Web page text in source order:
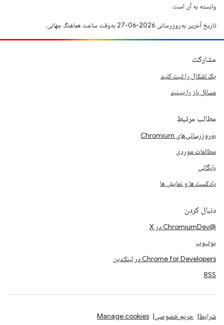
وابسته به آن است.
تاریخ آخرین به‌روزرسانی 2026-06-27 به‌وقت ساعت هماهنگ جهانی.
مشارکت
یک اشکال را ثبت کنید
مسائل باز را ببینید
مطالب مرتبط
به‌روزرسانی‌های Chromium
مطالعات موردی
بایگانی
پادکست ها و نمایش ها
دنبال کردن
@ChromiumDev در X
یوتیوب
Chrome for Developers در لینکدین
RSS
شرایط حریم خصوصی Manage cookies